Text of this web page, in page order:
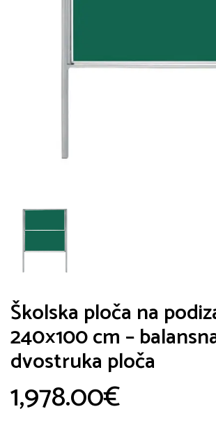
Školska ploča na
240×100 cm –
dvostruka ploča
1,978.00€